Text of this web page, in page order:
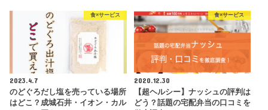
食×サービス
2023.4.7
のどぐろだし塩を売っている場所
はどこ？成城石井・イオン・カル
食×サービス
2020.12.30
【超ヘルシー】ナッシュの評判は
どう？話題の宅配弁当の口コミを